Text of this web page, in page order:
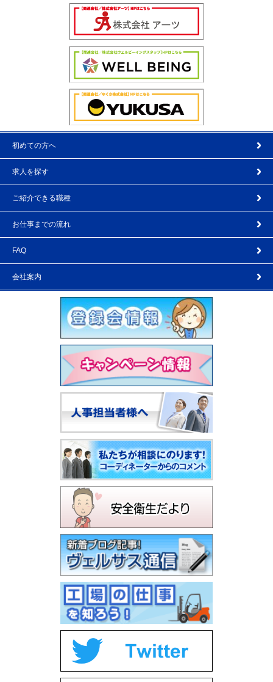
初めての方へ
求人を探す
ご紹介できる職種
お仕事までの流れ
FAQ
会社案内